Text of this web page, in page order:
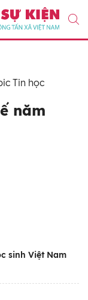
Tin học
năm
sinh Việt Nam